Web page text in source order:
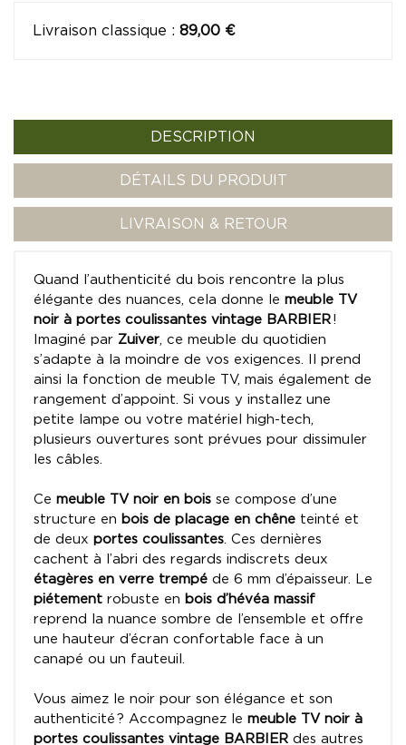
Livraison classique : 89,00 €
DESCRIPTION
DÉTAILS DU PRODUIT
LIVRAISON & RETOUR
Quand l’authenticité du bois rencontre la plus
élégante des nuances, cela donne le meuble TV
noir à portes coulissantes vintage BARBIER !
Imaginé par Zuiver, ce meuble du quotidien
s’adapte à la moindre de vos exigences. Il prend
ainsi la fonction de meuble TV, mais également de
rangement d’appoint. Si vous y installez une
petite lampe ou votre matériel high-tech,
plusieurs ouvertures sont prévues pour dissimuler
les câbles.
Ce meuble TV noir en bois se compose d’une
structure en bois de placage en chêne teinté et
de deux portes coulissantes. Ces dernières
cachent à l’abri des regards indiscrets deux
étagères en verre trempé de 6 mm d’épaisseur. Le
piétement robuste en bois d’hévéa massif
reprend la nuance sombre de l’ensemble et offre
une hauteur d’écran confortable face à un
canapé ou un fauteuil.
Vous aimez le noir pour son élégance et son
authenticité ? Accompagnez le meuble TV noir à
portes coulissantes vintage BARBIER des autres